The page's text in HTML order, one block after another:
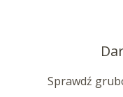
Sprawdź